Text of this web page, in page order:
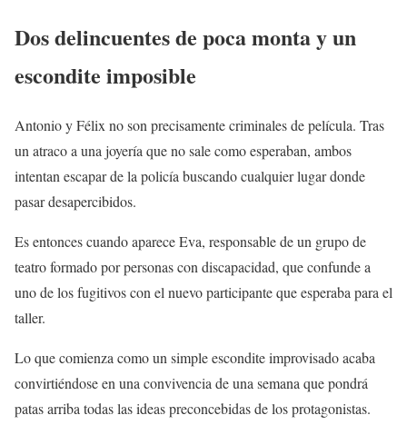
Dos delincuentes de poca monta y un
escondite imposible
Antonio y Félix no son precisamente criminales de película. Tras
un atraco a una joyería que no sale como esperaban, ambos
intentan escapar de la policía buscando cualquier lugar donde
pasar desapercibidos.
Es entonces cuando aparece Eva, responsable de un grupo de
teatro formado por personas con discapacidad, que confunde a
uno de los fugitivos con el nuevo participante que esperaba para el
taller.
Lo que comienza como un simple escondite improvisado acaba
convirtiéndose en una convivencia de una semana que pondrá
patas arriba todas las ideas preconcebidas de los protagonistas.